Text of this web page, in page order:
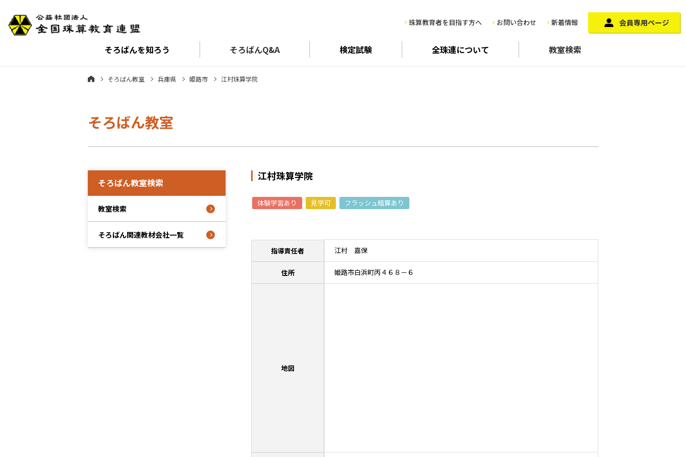
珠算教育者を目指す方へ お問い合わせ 新着情報 会員専用ページ
そろばんを知ろう そろばんQ&A 検定試験 全珠連について 教室検索
そろばん教室 兵庫県 姫路市 江村珠算学院
そろばん教室
江村珠算学院
体験学習あり 見学可 フラッシュ暗算あり
指導責任者 江村 嘉保
住所 姫路市白浜町丙４６８－６
地図
そろばん教室検索
教室検索
そろばん関連教材会社一覧